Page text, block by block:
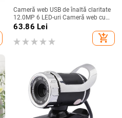
Cameră web USB de înaltă claritate
12.0MP 6 LED-uri Cameră web cu
lumină de noapte Microfon
63.86 Lei
add_shopping_cart